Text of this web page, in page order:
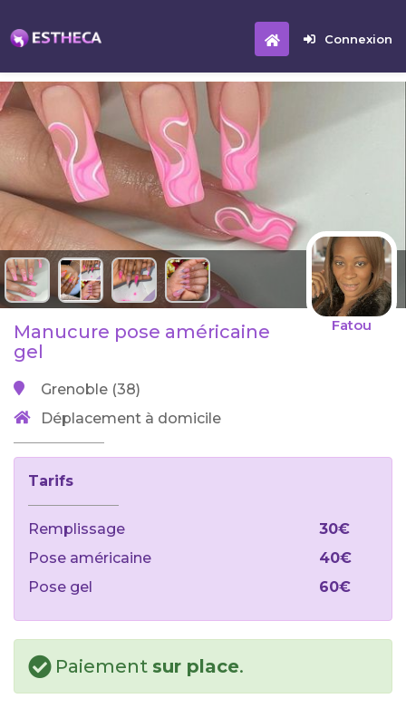
Connexion
Fatou
Manucure pose américaine
gel
Grenoble (38)
Déplacement à domicile
Tarifs
Remplissage
30€
Pose américaine
40€
Pose gel
60€
Paiement sur place.